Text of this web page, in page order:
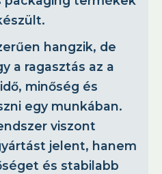
hangzik, de
a ragasztás az a
minőség és
egy munkában.
viszont
jelent, hanem
és stabilabb